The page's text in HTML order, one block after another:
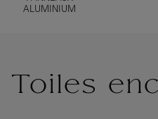
ALUMINIUM
Toiles